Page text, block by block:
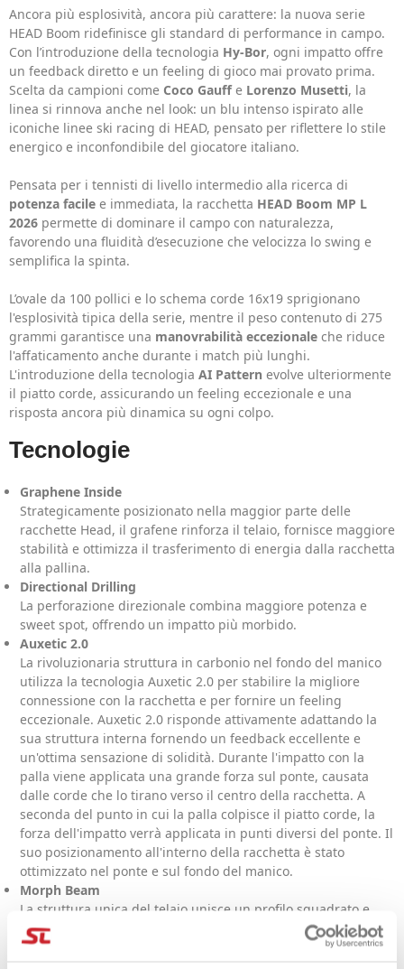
Ancora più esplosività, ancora più carattere: la nuova serie
HEAD Boom ridefinisce gli standard di performance in campo.
Con l’introduzione della tecnologia Hy-Bor, ogni impatto offre
un feedback diretto e un feeling di gioco mai provato prima.
Scelta da campioni come Coco Gauffe Lorenzo Musetti, la
linea si rinnova anche nel look: un blu intenso ispirato alle
iconiche linee ski racing di HEAD, pensato per riflettere lo stile
energico e inconfondibile del giocatore italiano.
Pensata per i tennisti di livello intermedio alla ricerca di
potenza facile e immediata, la racchetta HEAD Boom MP L
2026 permette di dominare il campo con naturalezza,
favorendo una fluidità d’esecuzione che velocizza lo swing e
semplifica la spinta.
L’ovale da 100 pollici e lo schema corde 16x19 sprigionano
l'esplosività tipica della serie, mentre il peso contenuto di 275
grammi garantisce una manovrabilità eccezionale che riduce
l'affaticamento anche durante i match più lunghi.
L'introduzione della tecnologia AI Pattern evolve ulteriormente
il piatto corde, assicurando un feeling eccezionale e una
risposta ancora più dinamica su ogni colpo.
Tecnologie
Graphene Inside
Strategicamente posizionato nella maggior parte delle
racchette Head, il grafene rinforza il telaio, fornisce maggiore
stabilità e ottimizza il trasferimento di energia dalla racchetta
alla pallina.
Directional Drilling
La perforazione direzionale combina maggiore potenza e
sweet spot, offrendo un impatto più morbido.
Auxetic 2.0
La rivoluzionaria struttura in carbonio nel fondo del manico
utilizza la tecnologia Auxetic 2.0 per stabilire la migliore
connessione con la racchetta e per fornire un feeling
eccezionale. Auxetic 2.0 risponde attivamente adattando la
sua struttura interna fornendo un feedback eccellente e
un'ottima sensazione di solidità. Durante l'impatto con la
palla viene applicata una grande forza sul ponte, causata
dalle corde che lo tirano verso il centro della racchetta. A
seconda del punto in cui la palla colpisce il piatto corde, la
forza dell'impatto verrà applicata in punti diversi del ponte. Il
suo posizionamento all'interno della racchetta è stato
ottimizzato nel ponte e sul fondo del manico.
Morph Beam
La struttura unica del telaio unisce un profilo squadrato e
allungato nella zona dello shaft e una testa dalle potenti
caratteristiche per una perfetta combinazione di feeling e